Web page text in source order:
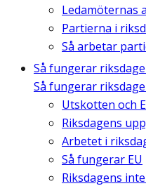
Ledamöternas
Partierna i
Så arbetar
Så fungerar
Så fungerar
Utskotten och
Riksdagens
Arbetet i
Så fungerar EU
Riksdagens